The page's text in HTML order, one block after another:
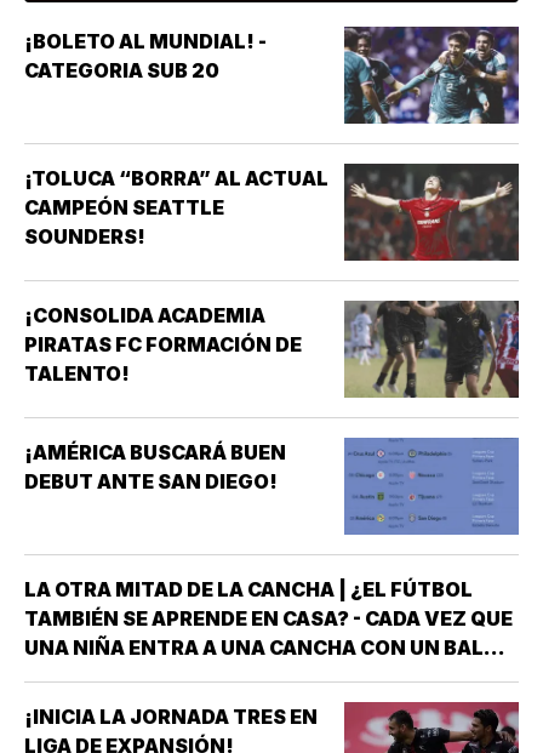
¡BOLETO AL MUNDIAL! -
CATEGORIA SUB 20
¡TOLUCA “BORRA” AL ACTUAL
CAMPEÓN SEATTLE
SOUNDERS!
¡CONSOLIDA ACADEMIA
PIRATAS FC FORMACIÓN DE
TALENTO!
¡AMÉRICA BUSCARÁ BUEN
DEBUT ANTE SAN DIEGO!
LA OTRA MITAD DE LA CANCHA | ¿EL FÚTBOL
TAMBIÉN SE APRENDE EN CASA? - CADA VEZ QUE
UNA NIÑA ENTRA A UNA CANCHA CON UN BALÓN
BAJO EL BRAZO, NO LLEGA SOLA *DETRÁS DE
ELLA SIEMPRE HAY ALGUIEN QUE LA LLEVÓ AL
ENTRENAMIENTO, QUE HIZO EL ESFUERZO…
¡INICIA LA JORNADA TRES EN
LIGA DE EXPANSIÓN!